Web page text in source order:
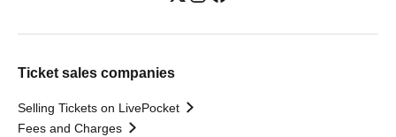
Ticket sales companies
Selling Tickets on LivePocket
Fees and Charges